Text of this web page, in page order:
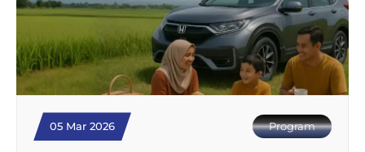
05 Mar 2026 Program